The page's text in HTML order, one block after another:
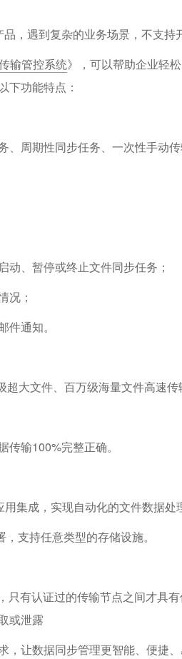
，遇到复杂的业务场景，不支持
输管控系统》，可以帮助企业轻
下功能特点：
周期性同步任务、一次性手动传
、暂停或终止文件同步任务；
况；
通知。
大文件、百万级海量文件高速传
输100%完整正确。
集成，实现自动化的文件数据处
支持任意类型的存储设施。
有认证过的传输节点之间才具
或泄露
让数据同步管理更智能、便捷